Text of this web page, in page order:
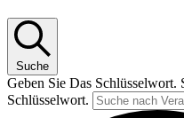
Suche
Geben Sie Das Schlüsselwort.
Schlüsselwort.